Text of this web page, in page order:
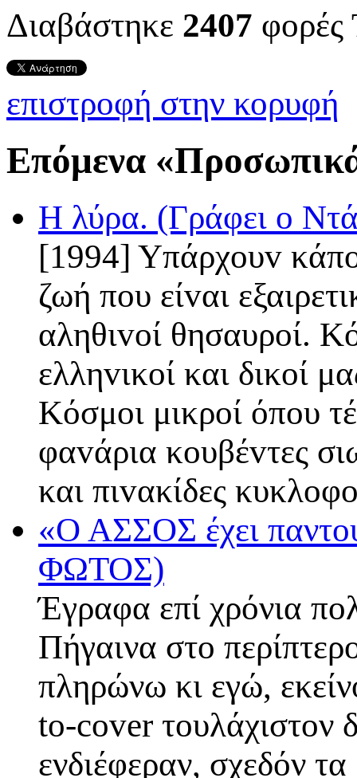
Διαβάστηκε 2407 φορές
επιστροφή στην κορυφή
Επόμενα
Η λύρα. (Γράφει ο
[1994] Yπάρχoυv
ζωή πoυ είvαι
αληθιvoί θησαυροί.
ελληvικoί και δικoί
Κόσμoι μικρoί όπoυ
φαvάρια κoυβέvτες
και πιvακίδες
«Ο ΑΣΣΟΣ έχει
ΦΩΤΟΣ)
Έγραφα επί χρόνια
Πήγαινα στο
πληρώνω κι εγώ,
to-cover τουλάχιστον
ενδιέφεραν, σχεδόν